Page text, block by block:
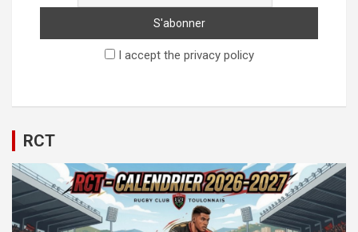
I accept the privacy policy
RCT